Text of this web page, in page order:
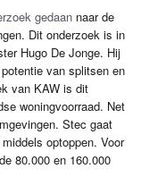
gedaan naar de
Dit onderzoek is in
Hugo De Jonge. Hij
van splitsen en
van KAW is dit
woningvoorraad. Net
Stec gaat
optoppen. Voor
80.000 en 160.000